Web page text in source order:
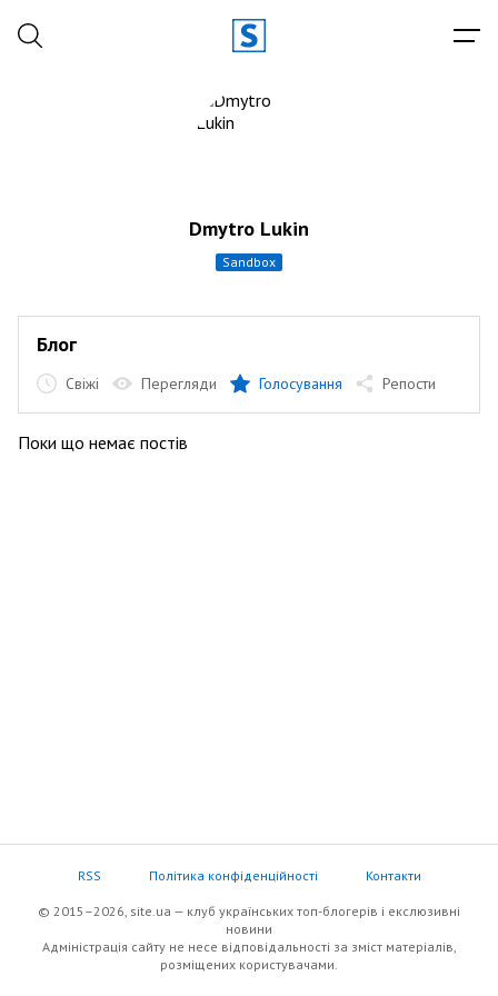
Dmytro Lukin
sandbox
Блог
Свіжі Перегляди Голосування Репости
Поки що немає постів
RSS Політика конфіденційності Контакти
© 2015–2026, site.ua — клуб українських топ-блогерів i екслюзивнi
новини
Адміністрація сайту не несе відповідальності за зміст матеріалів,
розміщених користувачами.